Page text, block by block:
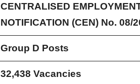
CENTRALISED
NOTIFICATION (CEN) No. 08/
Group D Posts
32,438 Vacancies